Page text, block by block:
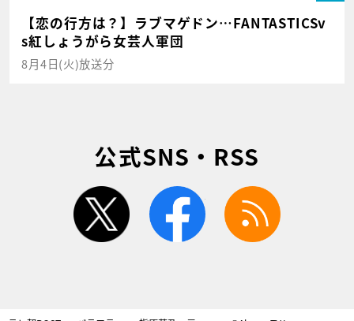
【恋の行方は？】ラブマゲドン…FANTASTICSv
s紅しょうがら女芸人軍団
8月4日(火)放送分
公式SNS・RSS
twitter facebook